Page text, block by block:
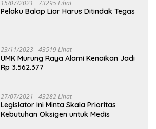
15/07/2021 73295 Lihat
Pelaku Balap Liar Harus Ditindak Tegas
23/11/2023 43519 Lihat
UMK Murung Raya Alami Kenaikan Jadi
Rp 3.562.377
27/07/2021 43282 Lihat
Legislator Ini Minta Skala Prioritas
Kebutuhan Oksigen untuk Medis